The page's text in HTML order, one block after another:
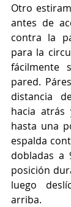
Otro
antes de
contra la
para la
fácilmente
pared.
distancia
hacia atrás
hasta una
espalda
dobladas a
posición
luego
arriba.